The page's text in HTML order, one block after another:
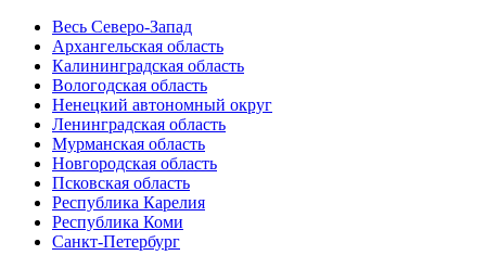
Весь Северо-Запад
Архангельская область
Калининградская область
Вологодская область
Ненецкий автономный округ
Ленинградская область
Мурманская область
Новгородская область
Псковская область
Республика Карелия
Республика Коми
Санкт-Петербург